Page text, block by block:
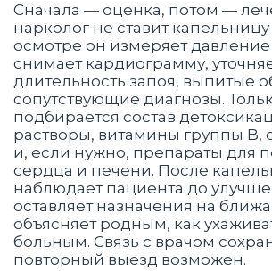
Сначала — оценка, потом —
нарколог не ставит
осмотре он измеряет давление
снимает кардиограмму,
длительность запоя, выпитые
сопутствующие диагнозы.
подбирается состав
растворы, витамины группы B,
и, если нужно, препараты для
сердца и печени. После
наблюдает пациента до
оставляет назначения на
объясняет родным, как
больным. Связь с врачом
повторный выезд возможен.